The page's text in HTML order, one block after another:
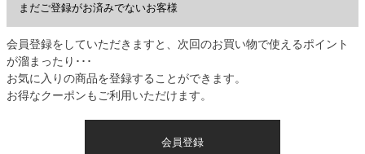
まだご登録がお済みでないお客様
会員登録をしていただきますと、次回のお買い物で使えるポイント
が溜まったり･･･
お気に入りの商品を登録することができます。
お得なクーポンもご利用いただけます。
会員登録